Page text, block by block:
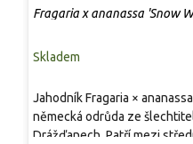
Fragaria x ananassa 'Snow
Skladem
Jahodník Fragaria ×
německá odrůda ze
Drážďanech. Patří mezi